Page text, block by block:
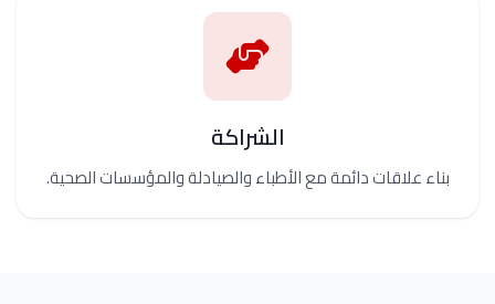
الشراكة
بناء علاقات دائمة مع الأطباء والصيادلة والمؤسسات الصحية.